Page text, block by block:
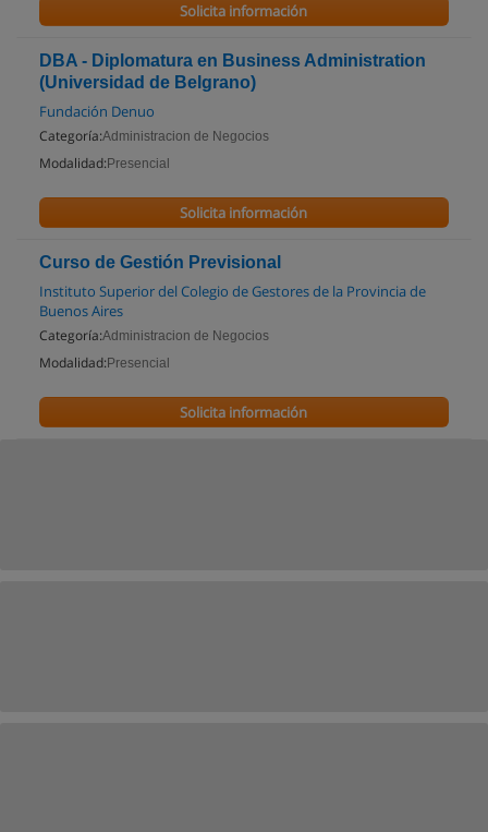
Solicita información
DBA - Diplomatura en Business Administration
(Universidad de Belgrano)
Fundación Denuo
Categoría:Administracion de Negocios
Modalidad: Presencial
Solicita información
Curso de Gestión Previsional
Instituto Superior del Colegio de Gestores de la Provincia de
Buenos Aires
Categoría:Administracion de Negocios
Modalidad: Presencial
Solicita información